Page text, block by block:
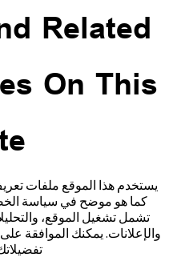
خريطة الموقع
Related
On This
يستخدم هذا الموقع ملفات
كما هو موضح في سياسة
تشمل تشغيل الموقع،
والإعلانات. يمكنك الموافقة على